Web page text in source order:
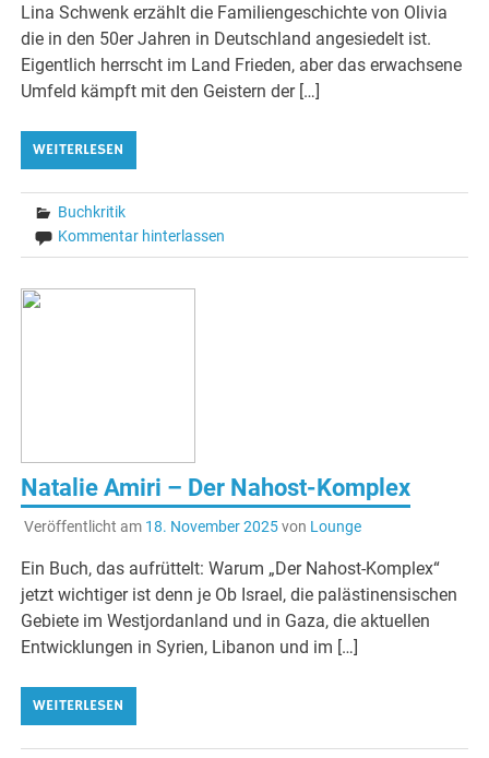
Lina Schwenk erzählt die Familiengeschichte von Olivia
die in den 50er Jahren in Deutschland angesiedelt ist.
Eigentlich herrscht im Land Frieden, aber das erwachsene
Umfeld kämpft mit den Geistern der […]
WEITERLESEN
Buchkritik
Kommentar hinterlassen
Natalie Amiri – Der Nahost-Komplex
Veröffentlicht am 18. November 2025von Lounge
Ein Buch, das aufrüttelt: Warum „Der Nahost-Komplex“
jetzt wichtiger ist denn je Ob Israel, die palästinensischen
Gebiete im Westjordanland und in Gaza, die aktuellen
Entwicklungen in Syrien, Libanon und im […]
WEITERLESEN